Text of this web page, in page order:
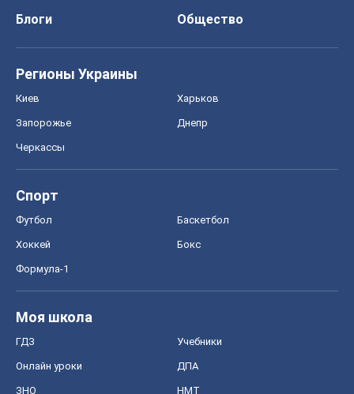
Блоги
Общество
Регионы Украины
Киев Харьков
Запорожье Днепр
Черкассы
Спорт
Футбол Баскетбол
Хоккей Бокс
Формула-1
Моя школа
ГДЗ Учебники
Онлайн уроки ДПА
ЗНО НМТ